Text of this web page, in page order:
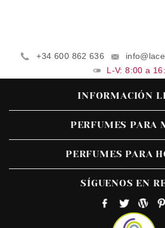
+34 600 862 636
L-V: 8:00 a
INFORMACIÓN
PERFUMES PARA
PERFUMES PARA
SÍGUENOS EN